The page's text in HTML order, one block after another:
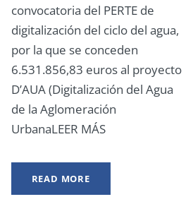
convocatoria del PERTE de
digitalización del ciclo del agua,
por la que se conceden
6.531.856,83 euros al proyecto
D’AUA (Digitalización del Agua
de la Aglomeración
UrbanaLEER MÁS
READ MORE